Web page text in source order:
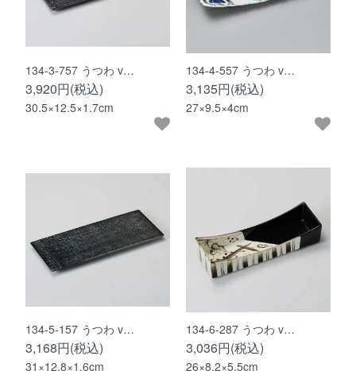
134-3-757 うつわ v…
3,920円(税込)
30.5×12.5×1.7cm
134-4-557 うつわ v…
3,135円(税込)
27×9.5×4cm
134-5-157 うつわ v…
3,168円(税込)
31×12.8×1.6cm
134-6-287 うつわ v…
3,036円(税込)
26×8.2×5.5cm